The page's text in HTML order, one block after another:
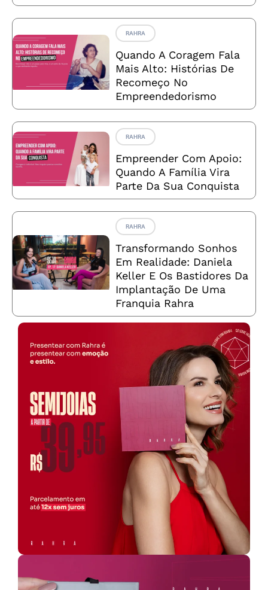
RAHRA
Quando A Coragem Fala
Mais Alto: Histórias De
Recomeço No
Empreendedorismo
RAHRA
Empreender Com Apoio:
Quando A Família Vira
Parte Da Sua Conquista
RAHRA
Transformando Sonhos
Em Realidade: Daniela
Keller E Os Bastidores Da
Implantação De Uma
Franquia Rahra